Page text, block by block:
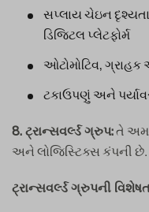
સપ્લાય ચેઇન
ડિજિટલ પ્લેટફોર્મ
ઓટોમોટિવ,
ટકાઉપણું અને
8. ટ્રાન્સવર્લ્ડ ગ્રુપ:તે
અને લોજિસ્ટિક્સ કંપની છે.
ટ્રાન્સવર્લ્ડ ગ્રુપની